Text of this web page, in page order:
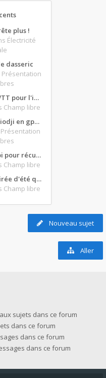
plus !
Électricité
dasseric
Présentation
Je me remets au VTT pour l'intersaison, version électrique
Champ libre
Présentation de riodji en gpz500
Vous mangez quoi pour récupérer après une grosse journée de moto ?
Champ libre
Organiser une soirée d'été qui claque : vos bons plans matos ?
Champ libre
Nouveau sujet
Aller
sujets dans ce forum
dans ce forum
dans ce forum
dans ce forum